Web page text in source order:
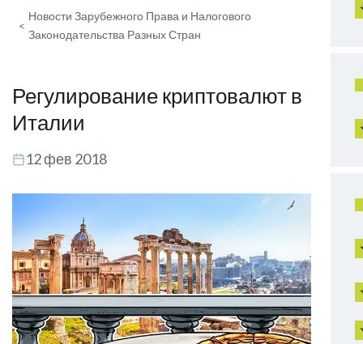
<
Новости Зарубежного Права и Налогового
Законодательства Разных Стран
Регулирование криптовалют в
Италии
12 фев 2018